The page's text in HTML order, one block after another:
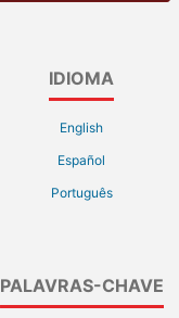
IDIOMA
English
Español
Português
PALAVRAS-CHAVE